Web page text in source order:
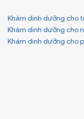
Khám dinh dưỡng cho
Khám dinh dưỡng cho
Khám dinh dưỡng cho